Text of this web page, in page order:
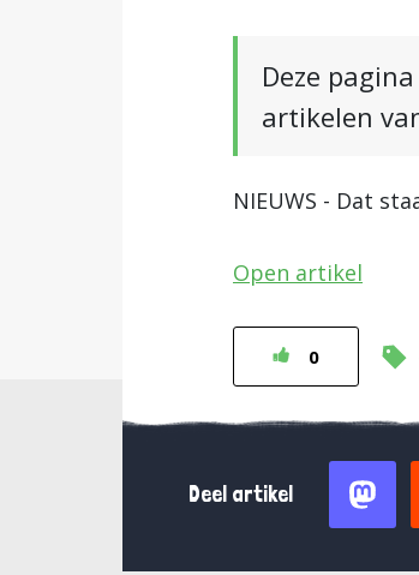
Deze
artikelen
NIEUWS - Dat
Open artikel
0
Deel artikel